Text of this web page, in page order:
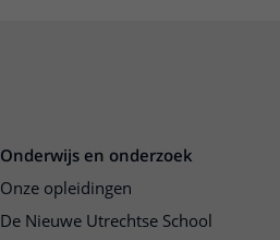
Onderwijs en onderzoek
Onze opleidingen
De Nieuwe Utrechtse School